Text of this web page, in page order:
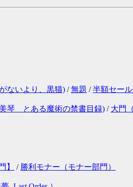
ないより、黒猫) /無題 /半額セー
琴 とある魔術の禁書目録) / 大門
】 / 勝利モナー（モナー部門）